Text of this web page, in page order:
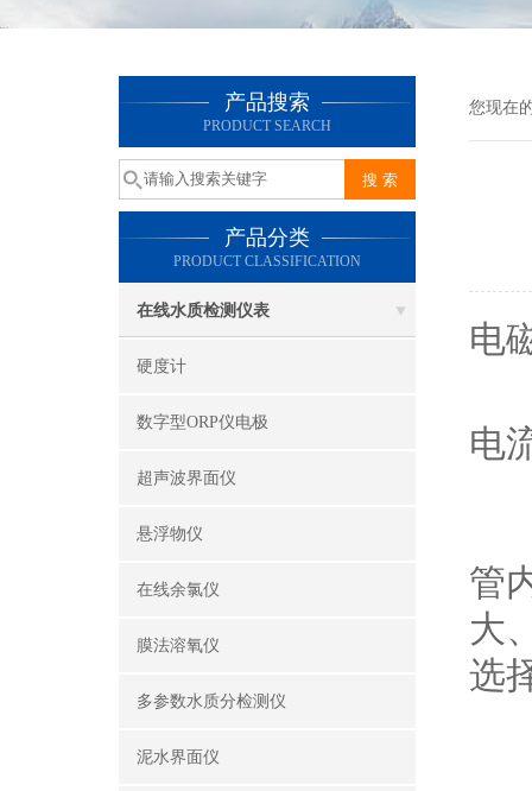
产品搜索
PRODUCT SEARCH
产品分类
PRODUCT CLASSIFICATION
在线水质检测仪表
硬度计
数字型ORP仪电极
超声波界面仪
悬浮物仪
在线余氯仪
膜法溶氧仪
多参数水质分检测仪
泥水界面仪
您现在
电
电
管
大
选